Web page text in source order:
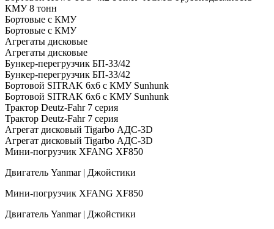
КМУ 8 тонн
Бортовые с КМУ
Бортовые с КМУ
Агрегаты дисковые
Агрегаты дисковые
Бункер-перегрузчик БП-33/42
Бункер-перегрузчик БП-33/42
Бортовой SITRAK 6х6 с КМУ Sunhunk
Бортовой SITRAK 6х6 с КМУ Sunhunk
Трактор Deutz-Fahr 7 серия
Трактор Deutz-Fahr 7 серия
Агрегат дисковый Tigarbo АДС-3D
Агрегат дисковый Tigarbo АДС-3D
Мини-погрузчик XFANG XF850
Двигатель Yanmar | Джойстики
Мини-погрузчик XFANG XF850
Двигатель Yanmar | Джойстики